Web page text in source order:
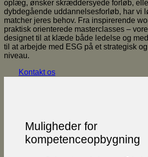
oplæg, ønsker skræddersyede forløb,
dybdegående uddannelsesforløb, har vi
matcher jeres behov. Fra inspirerende
praktisk orienterede masterclasses –
designet til at klæde både ledelse og
til at arbejde med ESG på et strategisk
niveau.
Kontakt os
Muligheder for
kompetenceopbygning